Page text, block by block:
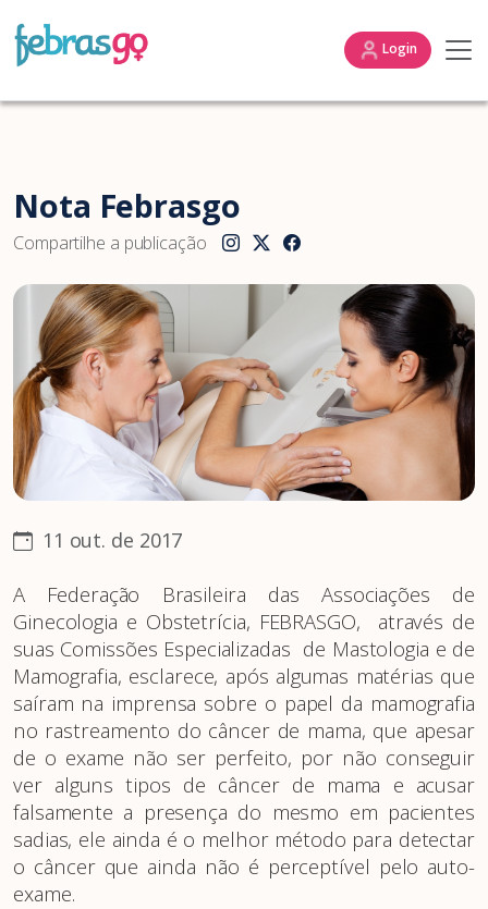
Login
Nota Febrasgo
Compartilhe a publicação
11 out. de 2017
A Federação Brasileira das Associações de
Ginecologia e Obstetrícia, FEBRASGO, através de
suas Comissões Especializadas de Mastologia e de
Mamografia, esclarece, após algumas matérias que
saíram na imprensa sobre o papel da mamografia
no rastreamento do câncer de mama, que apesar
de o exame não ser perfeito, por não conseguir
ver alguns tipos de câncer de mama e acusar
falsamente a presença do mesmo em pacientes
sadias, ele ainda é o melhor método para detectar
o câncer que ainda não é perceptível pelo auto-
exame.